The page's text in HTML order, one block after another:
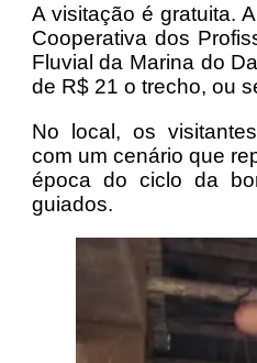
A visitação é gratuita.
Cooperativa dos
Fluvial da Marina do
de R$ 21 o trecho, ou
No local, os
com um cenário que
época do ciclo da
guiados.